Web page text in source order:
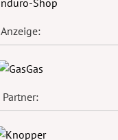
Anzeige:
Partner: